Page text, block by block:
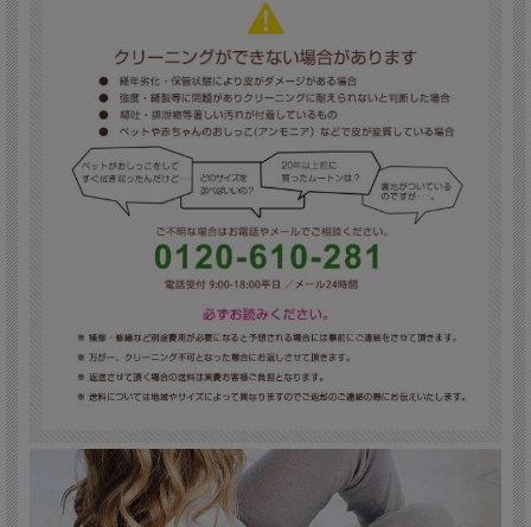
最大6か月
保管無料
6
相談質問無料
LINE対応可
送料無料！
料金の確認・注文
ご注文いただいたら、専用の発送キットが届きます。ご自宅で荷造り後、運送業者
に電話して引き取りに来てもらえばOKです。クリーニング店までの送料も往復無